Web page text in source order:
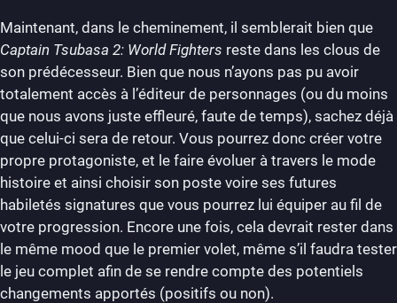
Maintenant, dans le cheminement, il semblerait bien que
Captain Tsubasa 2: World Fighters reste dans les clous de
son prédécesseur. Bien que nous n’ayons pas pu avoir
totalement accès à l’éditeur de personnages (ou du moins
que nous avons juste effleuré, faute de temps), sachez déjà
que celui-ci sera de retour. Vous pourrez donc créer votre
propre protagoniste, et le faire évoluer à travers le mode
histoire et ainsi choisir son poste voire ses futures
habiletés signatures que vous pourrez lui équiper au fil de
votre progression. Encore une fois, cela devrait rester dans
le même mood que le premier volet, même s’il faudra tester
le jeu complet afin de se rendre compte des potentiels
changements apportés (positifs ou non).